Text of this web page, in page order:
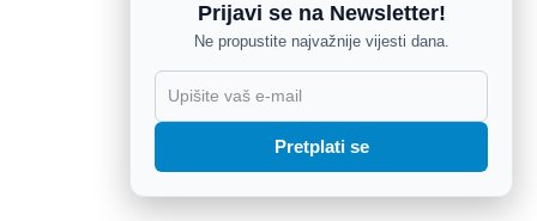
Prijavi se na Newsletter!
Ne propustite najvažnije vijesti dana.
Pretplati se